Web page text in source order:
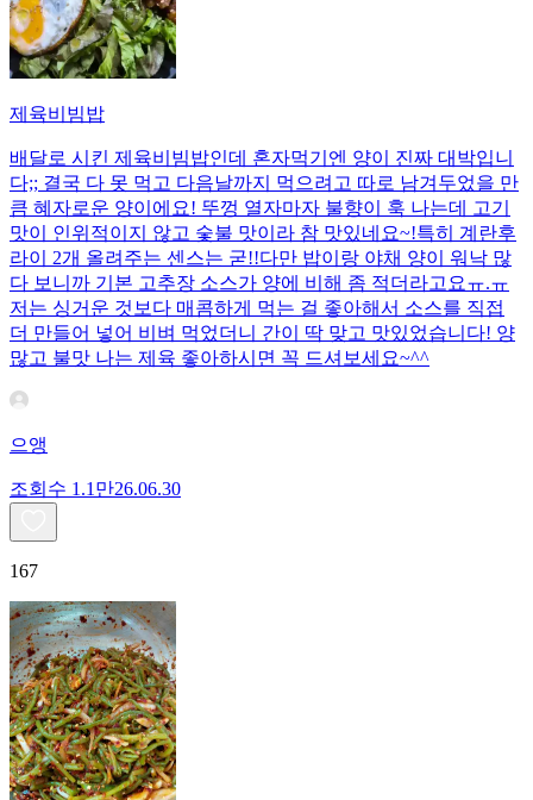
제육비빔밥
배달로 시킨 제육비빔밥인데 혼자먹기엔 양이 진짜 대박입니
다;; 결국 다 못 먹고 다음날까지 먹으려고 따로 남겨두었을 만
큼 혜자로운 양이에요! 뚜껑 열자마자 불향이 훅 나는데 고기
맛이 인위적이지 않고 숯불 맛이라 참 맛있네요~!특히 계란후
라이 2개 올려주는 센스는 굳!! ​다만 밥이랑 야채 양이 워낙 많
다 보니까 기본 고추장 소스가 양에 비해 좀 적더라고요ㅠ.ㅠ
저는 싱거운 것보다 매콤하게 먹는 걸 좋아해서 소스를 직접
더 만들어 넣어 비벼 먹었더니 간이 딱 맞고 맛있었습니다! 양
많고 불맛 나는 제육 좋아하시면 꼭 드셔보세요~^^
으앵
조회수 1.1만26.06.30
167